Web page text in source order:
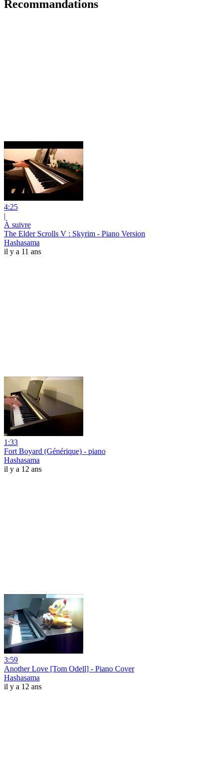
Recommandations
4:25
|
À suivre
The Elder Scrolls V : Skyrim - Piano Version
Hashasama
il y a 11 ans
1:33
Fort Boyard (Générique) - piano
Hashasama
il y a 12 ans
3:59
Another Love [Tom Odell] - Piano Cover
Hashasama
il y a 12 ans